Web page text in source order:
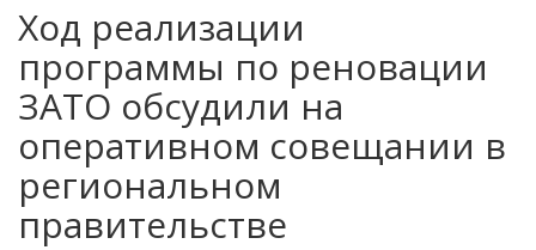
Ход реализации
программы по реновации
ЗАТО обсудили на
оперативном совещании в
региональном
правительстве